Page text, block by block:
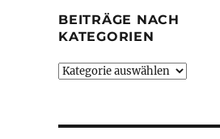
BEITRÄGE NACH
KATEGORIEN
Beiträge